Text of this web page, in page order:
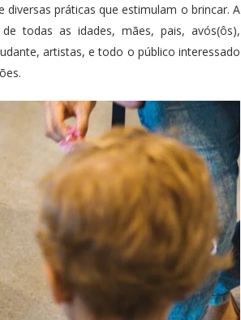
práticas que estimulam o brincar. A
todas as idades, mães, pais, avós(ôs),
artistas, e todo o público interessado